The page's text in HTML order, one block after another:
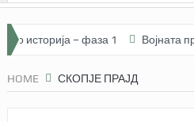
историја – фаза 1 Војната
HOME СКОПЈЕ ПРАЈД